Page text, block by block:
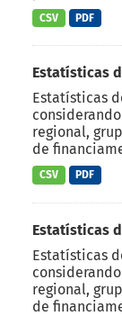
CSV PDF
Estatísticas
Estatísticas
regional,
de
CSV PDF
Estatísticas
Estatísticas
regional,
de